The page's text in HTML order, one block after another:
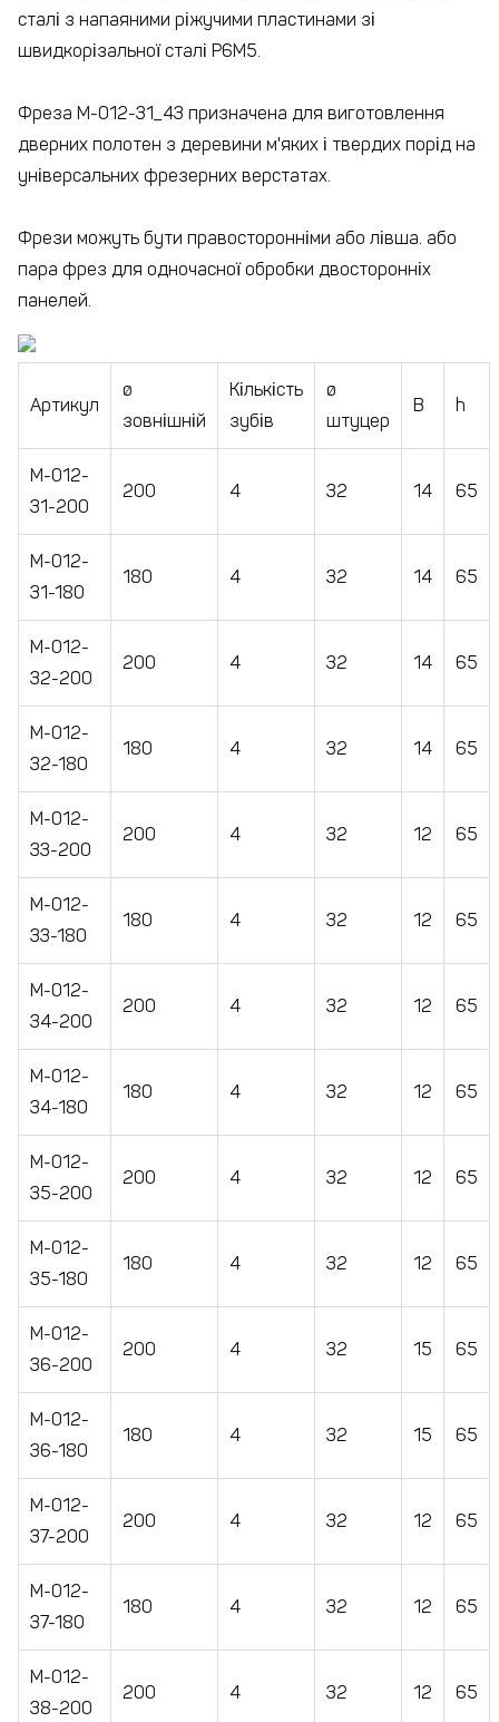
сталі з напаяними ріжучими пластинами зі
швидкорізальної сталі Р6М5.
Фреза М-012-31_43 призначена для виготовлення
дверних полотен з деревини м'яких і твердих порід на
універсальних фрезерних верстатах.
Фрези можуть бути правосторонніми або лівша. або
пара фрез для одночасної обробки двосторонніх
панелей.
Артикул
ø
зовнішній
Кількість
зубів
ø
штуцер
B h
M-012-
31-200
200 4 32 14 65
M-012-
31-180
180 4 32 14 65
М-012-
32-200
200 4 32 14 65
M-012-
32-180
180 4 32 14 65
M-012-
33-200
200 4 32 12 65
M-012-
33-180
180 4 32 12 65
M-012-
34-200
200 4 32 12 65
М-012-
34-180
180 4 32 12 65
М-012-
35-200
200 4 32 12 65
M-012-
35-180
180 4 32 12 65
М-012-
36-200
200 4 32 15 65
М-012-
36-180
180 4 32 15 65
М-012-
37-200
200 4 32 12 65
М-012-
37-180
180 4 32 12 65
М-012-
38-200
200 4 32 12 65